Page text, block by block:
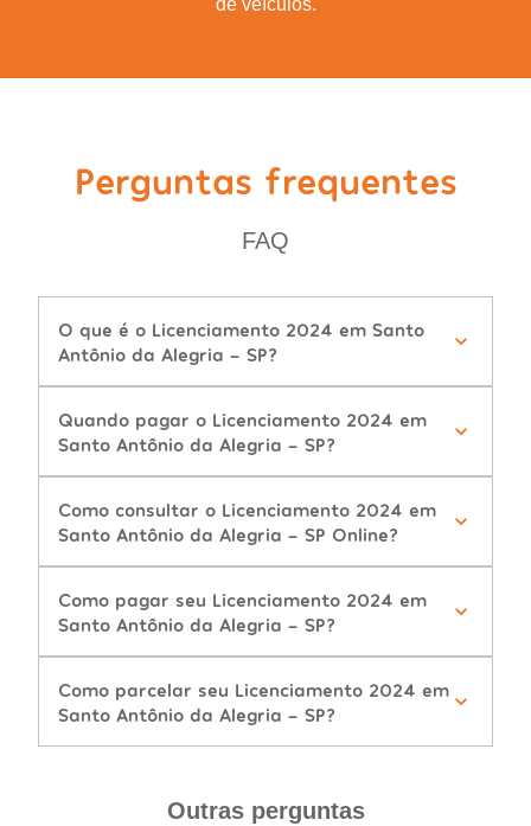
de veículos.
Perguntas frequentes
FAQ
O que é o Licenciamento 2024 em Santo
Antônio da Alegria - SP?
Quando pagar o Licenciamento 2024 em
Santo Antônio da Alegria - SP?
Como consultar o Licenciamento 2024 em
Santo Antônio da Alegria - SP Online?
Como pagar seu Licenciamento 2024 em
Santo Antônio da Alegria - SP?
Como parcelar seu Licenciamento 2024 em
Santo Antônio da Alegria - SP?
Outras perguntas